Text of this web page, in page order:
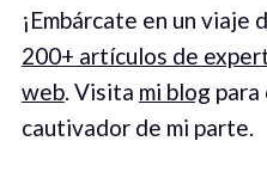
¡Embárcate en un viaje
200+ artículos de
web. Visita mi blog
cautivador de mi parte.